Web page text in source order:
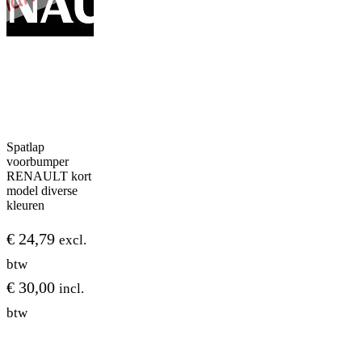
Spatlap
voorbumper
RENAULT kort
model diverse
kleuren
€ 24,79 excl.
btw
€ 30,00 incl.
btw